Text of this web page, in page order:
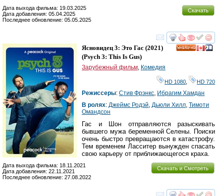
Скачать
Дата выхода фильма: 19.03.2025
Дата добавления: 05.04.2025
Последнее обновление: 05.05.2025
смотреть
Ясновидец 3: Это Гас (2021)
(Psych 3: This Is Gus)
Зарубежный фильм Комедия
HD 1080 HD 720
Режиссеры: Стив Фрэнкс Ибрагим Хамдан
В ролях: Джеймс Родэй Дьюли Хилл Тимоти
Омандсон
Гас и Шон отправляются разыскивать
бывшего мужа беременной Селены. Поиски
очень быстро превращаются в катастрофу.
Тем временем Ласситер вынужден спасать
свою карьеру от приближающегося краха.
Скачать и Смотреть
Дата выхода фильма: 18.11.2021
Дата добавления: 22.11.2021
Последнее обновление: 27.08.2022